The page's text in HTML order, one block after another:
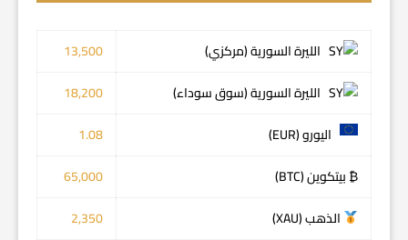
الليرة السورية (مركزي)
13,500
الليرة السورية (سوق سوداء)
18,200
اليورو (EUR)
1.08
₿ بيتكوين (BTC)
65,000
الذهب (XAU)
2,350